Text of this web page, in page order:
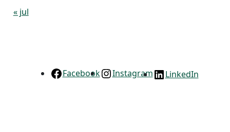
« jul
Facebook Instagram LinkedIn